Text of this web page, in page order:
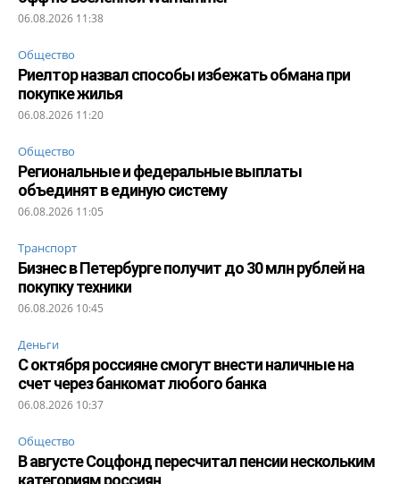
06.08.2026 11:38
Общество
Риелтор назвал способы избежать обмана при
покупке жилья
06.08.2026 11:20
Общество
Региональные и федеральные выплаты
объединят в единую систему
06.08.2026 11:05
Транспорт
Бизнес в Петербурге получит до 30 млн рублей на
покупку техники
06.08.2026 10:45
Деньги
С октября россияне смогут внести наличные на
счет через банкомат любого банка
06.08.2026 10:37
Общество
В августе Соцфонд пересчитал пенсии нескольким
категориям россиян